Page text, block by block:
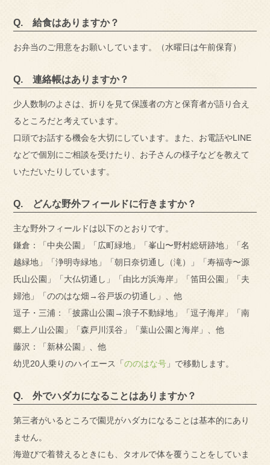
Q. 給食はありますか？
お弁当のご用意をお願いしています。（水曜日は午前保育）
Q. 連絡帳はありますか？
少人数制のよさは、折りを見て保護者の方と保育者が語り合え
るところだと考えています。
口頭でお話する機会を大切にしています。また、お電話やLINE
などで個別にご相談を受けたり、お子さんの様子などを教えて
いただいたりしています。
Q. どんな野外フィールドに行きますか？
主な野外フィールドは以下のとおりです。
鎌倉：「中央公園」「広町緑地」「峯山〜野村総研跡地」「名
越緑地」「浄明寺緑地」「朝日奈切通し（滝）」「寿福寺〜源
氏山公園」「大仏切通し」「由比ガ浜海岸」「笛田公園」「夫
婦池」「ののはな畑→谷戸坂の切通し」、他
逗子・三浦：「披露山公園→浪子不動緑地」「逗子海岸」「南
郷上ノ山公園」「森戸川渓谷」「葉山公園と海岸」、他
藤沢：「新林公園」、他
幼児20人乗りのハイエース「ののはな号 」で移動します。
Q. 外でハダカになることはありますか？
第三者がいるところで園児がハダカになることは基本的にあり
ません。
海遊びで着替えるときにも、タオルで体を覆うことをしていま